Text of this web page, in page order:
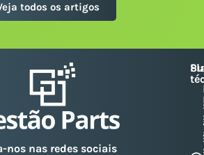
todos os artigos
nos nas redes sociais